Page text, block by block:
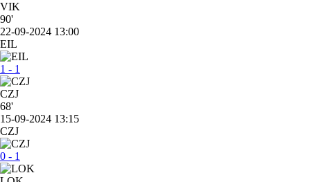
VIK
90'
22-09-2024 13:00
EIL
1 - 1
CZJ
68'
15-09-2024 13:15
CZJ
0 - 1